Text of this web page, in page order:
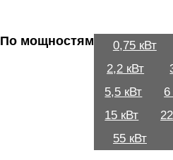
По мощностям 0,75 кВт
2,2 кВт
5,5 кВт
6
15 кВт
55 кВт